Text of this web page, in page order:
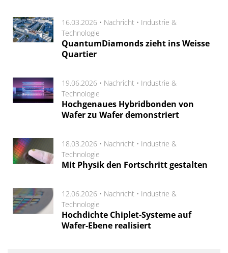
16.03.2026 • Nachricht • Industrie &
Technologie
QuantumDiamonds zieht ins Weisse
Quartier
19.06.2026 • Nachricht • Industrie &
Technologie
Hochgenaues Hybridbonden von
Wafer zu Wafer demonstriert
18.03.2026 • Nachricht • Industrie &
Technologie
Mit Physik den Fortschritt gestalten
12.06.2026 • Nachricht • Industrie &
Technologie
Hochdichte Chiplet-Systeme auf
Wafer-Ebene realisiert